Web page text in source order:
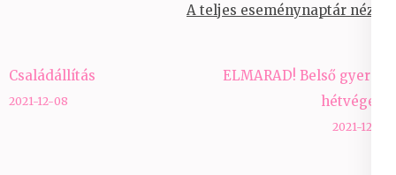
A teljes eseménynaptár nézet
Bejegyzés
navigáció
Családállítás
2021-12-08
ELMARAD! Belső gyerek
hétvége 4
2021-12-12